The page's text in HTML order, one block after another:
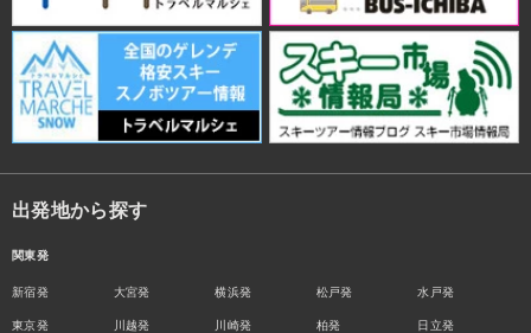
出発地から探す
関東発
新宿発
東京発
大宮発
川越発
横浜発
川崎発
松戸発
柏発
水戸発
日立発